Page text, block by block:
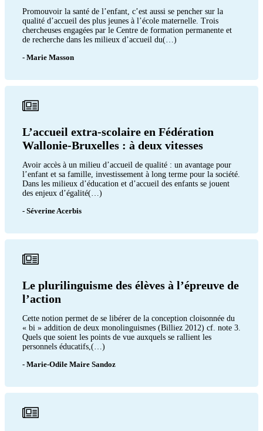
Promouvoir la santé de l’enfant, c’est aussi se pencher sur la
qualité d’accueil des plus jeunes à l’école maternelle. Trois
chercheuses engagées par le Centre de formation permanente et
de recherche dans les milieux d’accueil du(…)
- Marie Masson
L’accueil extra-scolaire en Fédération
Wallonie-Bruxelles : à deux vitesses
Avoir accès à un milieu d’accueil de qualité : un avantage pour
l’enfant et sa famille, investissement à long terme pour la société.
Dans les milieux d’éducation et d’accueil des enfants se jouent
des enjeux d’égalité(…)
- Séverine Acerbis
Le plurilinguisme des élèves à l’épreuve de
l’action
Cette notion permet de se libérer de la conception cloisonnée du
« bi » addition de deux monolinguismes (Billiez 2012) cf. note 3.
Quels que soient les points de vue auxquels se rallient les
personnels éducatifs,(…)
- Marie-Odile Maire Sandoz